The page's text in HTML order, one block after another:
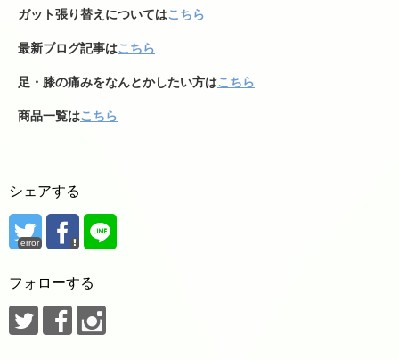
ガット張り替えについてはこちら
最新ブログ記事はこちら
足・膝の痛みをなんとかしたい方はこちら
商品一覧はこちら
シェアする
error
フォローする